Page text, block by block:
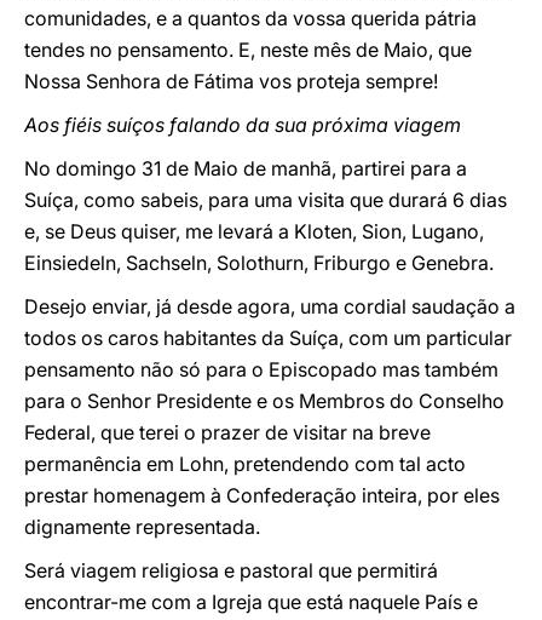
comunidades, e a quantos da vossa querida pátria
tendes no pensamento. E, neste mês de Maio, que
Nossa Senhora de Fátima vos proteja sempre!
Aos fiéis suíços falando da sua próxima viagem
No domingo 31 de Maio de manhã, partirei para a
Suíça, como sabeis, para uma visita que durará 6 dias
e, se Deus quiser, me levará a Kloten, Sion, Lugano,
Einsiedeln, Sachseln, Solothurn, Friburgo e Genebra.
Desejo enviar, já desde agora, uma cordial saudação a
todos os caros habitantes da Suíça, com um particular
pensamento não só para o Episcopado mas também
para o Senhor Presidente e os Membros do Conselho
Federal, que terei o prazer de visitar na breve
permanência em Lohn, pretendendo com tal acto
prestar homenagem à Confederação inteira, por eles
dignamente representada.
Será viagem religiosa e pastoral que permitirá
encontrar-me com a Igreja que está naquele País e